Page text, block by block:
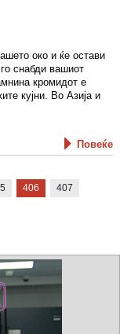
око и ќе остави
снабди вашиот
кромидот е
кујни. Во Азија и
Повеќе
406 407